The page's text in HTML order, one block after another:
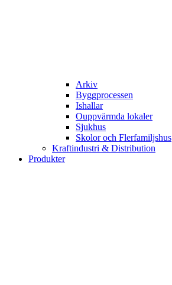
Arkiv
Byggprocessen
Ishallar
Ouppvärmda lokaler
Sjukhus
Skolor och Flerfamiljshus
Kraftindustri & Distribution
Produkter